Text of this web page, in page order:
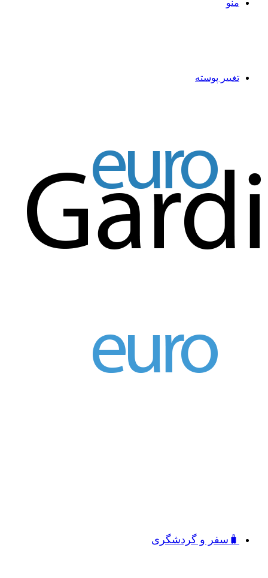
منو
تغییر پوسته
🧳سفر و گردشگری